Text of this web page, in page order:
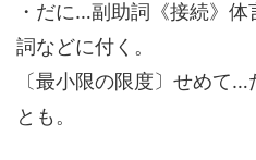
・だに…副助詞《接続》
詞などに付く。
〔最小限の限度〕せめて
とも。